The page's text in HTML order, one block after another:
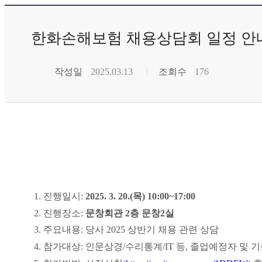
한화손해보험 채용상담회 일정 안
작성일 2025.03.13 조회수 176
1. 진행일시 : 2025. 3. 20.(목) 10:00~17:00
2. 진행장소: 문창회관2층 문창2실
3. 주요내용: 당사 2025 상반기 채용 관련 상담
4. 참가대상: 인문상경/수리통계 /IT 등, 졸업예정자 및